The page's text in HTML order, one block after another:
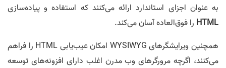
به عنوان اجزای استاندارد ارائه می‌کنند که استفاده و پیاده‌سازی
HTML را فوق‌العاده آسان می‌کند.
همچنین ویرایشگرهای WYSIWYG امکان عیب‌یابی HTML را فراهم
می‌کنند، اگرچه مرورگرهای وب مدرن اغلب دارای افزونه‌‌های توسعه‌